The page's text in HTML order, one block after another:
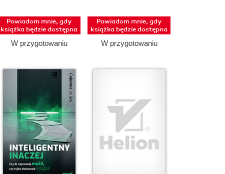
Powiadom mnie, gdy
książka będzie dostępna
W przygotowaniu
Powiadom mnie, gdy
książka będzie dostępna
W przygotowaniu